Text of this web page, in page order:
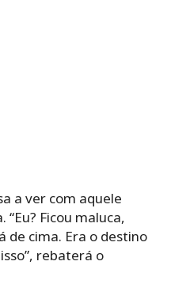
a ver com aquele
Ficou maluca,
de cima. Era o destino
rebaterá o